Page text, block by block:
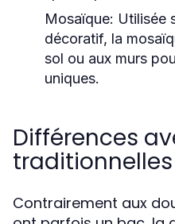
Mosaïque: Utilisée
décoratif, la
sol ou aux murs
uniques.
Différences
traditionnelles
Contrairement aux